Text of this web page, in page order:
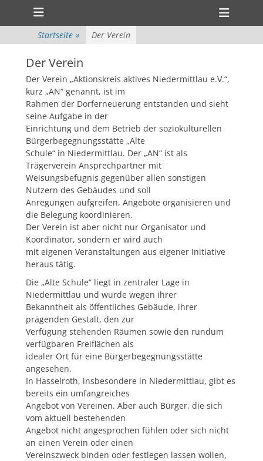
zum
Inhalt
überspringen
Primärmenü
Startseite » Der Verein
Der Verein
Der Verein „Aktionskreis aktives Niedermittlau e.V.“,
kurz „AN“ genannt, ist im
Rahmen der Dorferneuerung entstanden und sieht
seine Aufgabe in der
Einrichtung und dem Betrieb der soziokulturellen
Bürgerbegegnungsstätte „Alte
Schule“ in Niedermittlau. Der „AN“ ist als
Trägerverein Ansprechpartner mit
Weisungsbefugnis gegenüber allen sonstigen
Nutzern des Gebäudes und soll
Anregungen aufgreifen, Angebote organisieren und
die Belegung koordinieren.
Der Verein ist aber nicht nur Organisator und
Koordinator, sondern er wird auch
mit eigenen Veranstaltungen aus eigener Initiative
heraus tätig.
Die „Alte Schule“ liegt in zentraler Lage in
Niedermittlau und wurde wegen ihrer
Bekanntheit als öffentliches Gebäude, ihrer
prägenden Gestalt, den zur
Verfügung stehenden Räumen sowie den rundum
verfügbaren Freiflächen als
idealer Ort für eine Bürgerbegegnungsstätte
angesehen.
In Hasselroth, insbesondere in Niedermittlau, gibt es
bereits ein umfangreiches
Angebot von Vereinen. Aber auch Bürger, die sich
vom aktuell bestehenden
Angebot nicht angesprochen fühlen oder sich nicht
an einen Verein oder einen
Vereinszweck binden oder festlegen lassen wollen,